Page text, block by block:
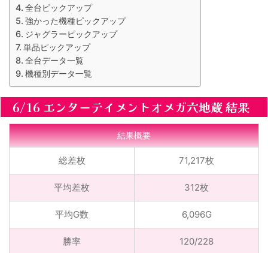
全台ピックアップ
強かった機種ピックアップ
ジャグラーピックアップ
単品ピックアップ
全台データ一覧
機種別データ一覧
6/16 エンターテイメントオメガ六地蔵 結果
結果概要
総差枚 71,217枚
平均差枚 312枚
平均G数 6,096G
勝率 120/228